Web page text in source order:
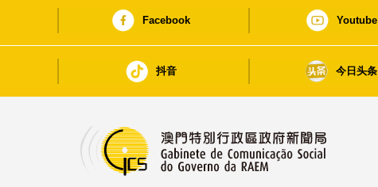
Facebook Youtube
抖音 今日头条